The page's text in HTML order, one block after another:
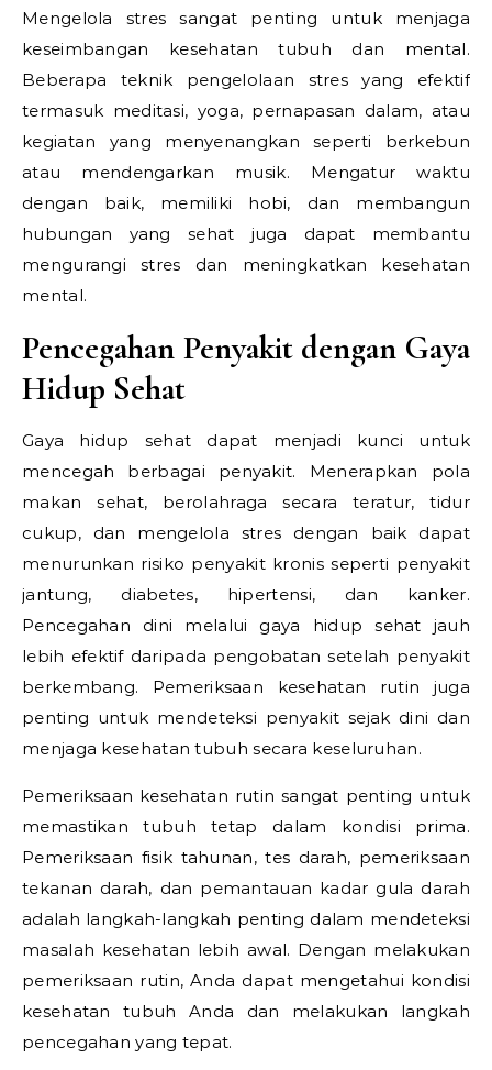
Mengelola stres sangat penting untuk menjaga
keseimbangan kesehatan tubuh dan mental.
Beberapa teknik pengelolaan stres yang efektif
termasuk meditasi, yoga, pernapasan dalam, atau
kegiatan yang menyenangkan seperti berkebun
atau mendengarkan musik. Mengatur waktu
dengan baik, memiliki hobi, dan membangun
hubungan yang sehat juga dapat membantu
mengurangi stres dan meningkatkan kesehatan
mental.
Pencegahan Penyakit dengan Gaya
Hidup Sehat
Gaya hidup sehat dapat menjadi kunci untuk
mencegah berbagai penyakit. Menerapkan pola
makan sehat, berolahraga secara teratur, tidur
cukup, dan mengelola stres dengan baik dapat
menurunkan risiko penyakit kronis seperti penyakit
jantung, diabetes, hipertensi, dan kanker.
Pencegahan dini melalui gaya hidup sehat jauh
lebih efektif daripada pengobatan setelah penyakit
berkembang. Pemeriksaan kesehatan rutin juga
penting untuk mendeteksi penyakit sejak dini dan
menjaga kesehatan tubuh secara keseluruhan.
Pemeriksaan kesehatan rutin sangat penting untuk
memastikan tubuh tetap dalam kondisi prima.
Pemeriksaan fisik tahunan, tes darah, pemeriksaan
tekanan darah, dan pemantauan kadar gula darah
adalah langkah-langkah penting dalam mendeteksi
masalah kesehatan lebih awal. Dengan melakukan
pemeriksaan rutin, Anda dapat mengetahui kondisi
kesehatan tubuh Anda dan melakukan langkah
pencegahan yang tepat.